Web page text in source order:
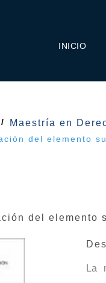
INICIO
Maestría en
del elemento
del
La